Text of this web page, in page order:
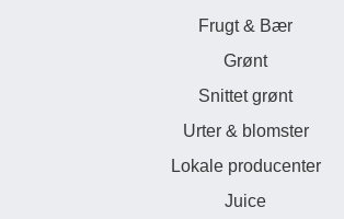
Frugt & Bær
Grønt
Snittet grønt
Urter & blomster
Lokale producenter
Juice